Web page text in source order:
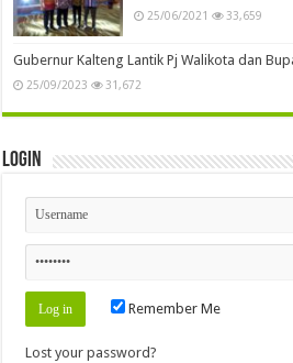
25/06/2021 33,659
Gubernur Kalteng Lantik Pj Walikota dan
25/09/2023 31,672
Login
Remember Me
Lost your password?